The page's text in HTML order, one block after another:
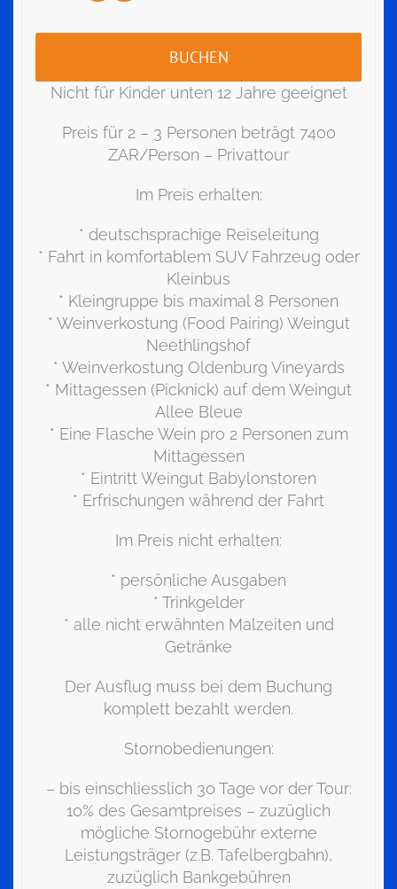
BUCHEN
Nicht für Kinder unten 12 Jahre geeignet
Preis für 2 – 3 Personen beträgt 7400
ZAR/Person – Privattour
Im Preis erhalten:
* deutschsprachige Reiseleitung
* Fahrt in komfortablem SUV Fahrzeug oder
Kleinbus
* Kleingruppe bis maximal 8 Personen
* Weinverkostung (Food Pairing) Weingut
Neethlingshof
* Weinverkostung Oldenburg Vineyards
* Mittagessen (Picknick) auf dem Weingut
Allee Bleue
* Eine Flasche Wein pro 2 Personen zum
Mittagessen
* Eintritt Weingut Babylonstoren
* Erfrischungen während der Fahrt
Im Preis nicht erhalten:
* persönliche Ausgaben
* Trinkgelder
* alle nicht erwähnten Malzeiten und
Getränke
Der Ausflug muss bei dem Buchung
komplett bezahlt werden.
Stornobedienungen:
– bis einschliesslich 30 Tage vor der Tour:
10% des Gesamtpreises – zuzüglich
mögliche Stornogebühr externe
Leistungsträger (z.B. Tafelbergbahn),
zuzüglich Bankgebühren